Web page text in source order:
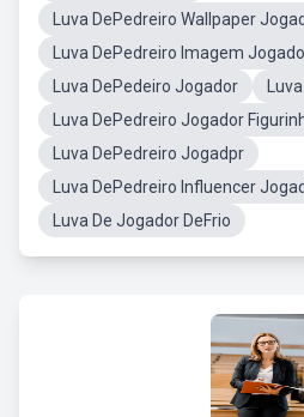
Luva DePedreiro Wallpaper
Luva DePedreiro Imagem
Luva DePedeiro Jogador
Luva DePedreiro Jogador
Luva DePedreiro Jogadpr
Luva DePedreiro Influencer
Luva De Jogador DeFrio